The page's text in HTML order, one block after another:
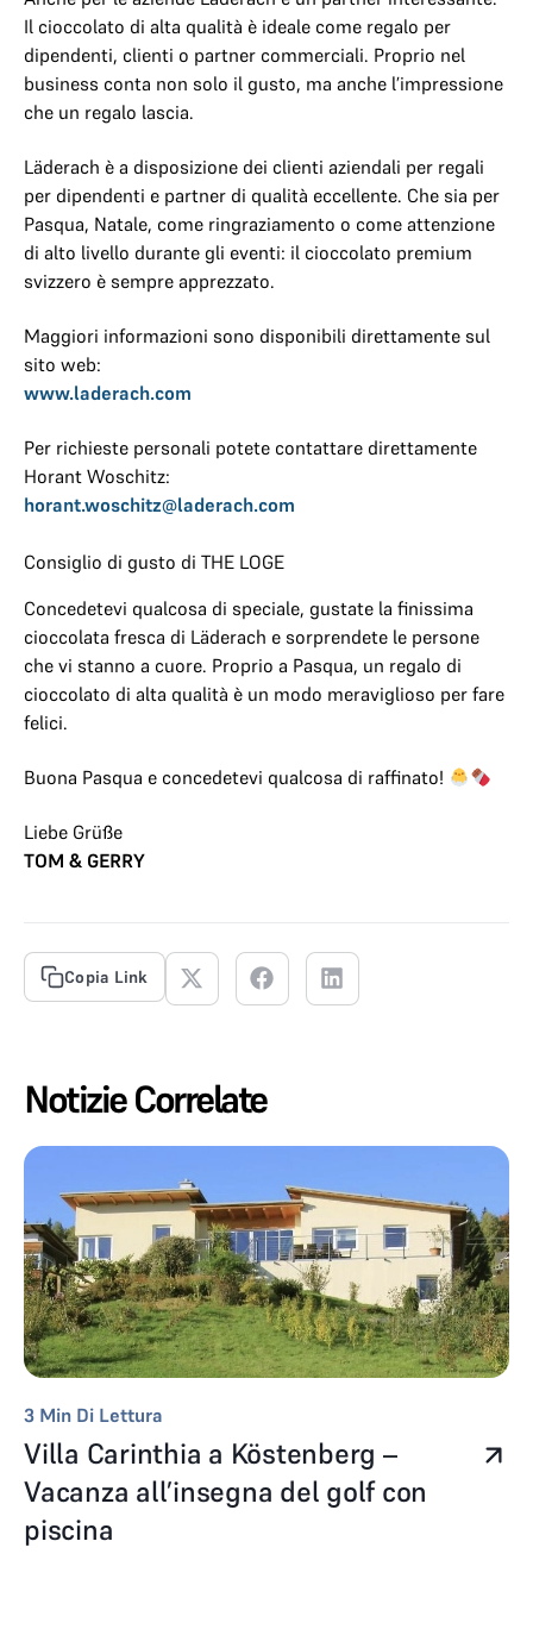
Il cioccolato di alta qualità è ideale come regalo per
dipendenti, clienti o partner commerciali. Proprio nel
business conta non solo il gusto, ma anche l’impressione
che un regalo lascia.
Läderach è a disposizione dei clienti aziendali per regali
per dipendenti e partner di qualità eccellente. Che sia per
Pasqua, Natale, come ringraziamento o come attenzione
di alto livello durante gli eventi: il cioccolato premium
svizzero è sempre apprezzato.
Maggiori informazioni sono disponibili direttamente sul
sito web:
www.laderach.com
Per richieste personali potete contattare direttamente
Horant Woschitz:
horant.woschitz@laderach.com
Consiglio di gusto di THE LOGE
Concedetevi qualcosa di speciale, gustate la finissima
cioccolata fresca di Läderach e sorprendete le persone
che vi stanno a cuore. Proprio a Pasqua, un regalo di
cioccolato di alta qualità è un modo meraviglioso per fare
felici.
Buona Pasqua e concedetevi qualcosa di raffinato!
Liebe Grüße
TOM & GERRY
Copia Link
Notizie Correlate
3 Min Di Lettura
Villa Carinthia a Köstenberg –
Vacanza all’insegna del golf con
piscina